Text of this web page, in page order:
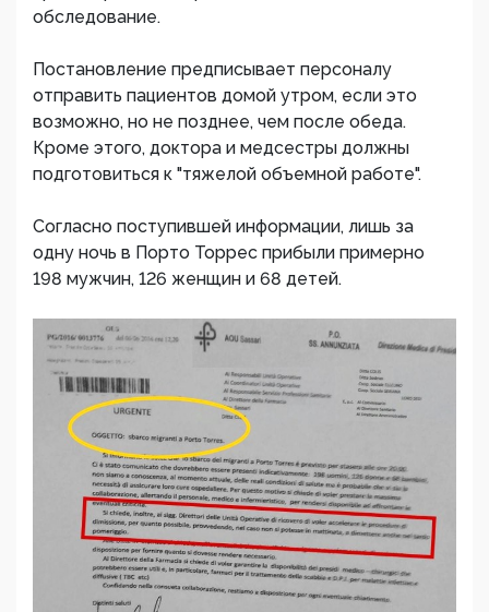
обследование.
Постановление предписывает персоналу
отправить пациентов домой утром, если это
возможно, но не позднее, чем после обеда.
Кроме этого, доктора и медсестры должны
подготовиться к "тяжелой объемной работе".
Согласно поступившей информации, лишь за
одну ночь в Порто Торрес прибыли примерно
198 мужчин, 126 женщин и 68 детей.